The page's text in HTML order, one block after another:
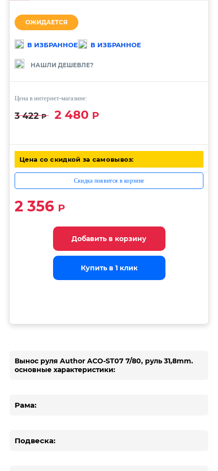
ОЖИДАЕТСЯ
В ИЗБРАННОЕ В ИЗБРАННОЕ
НАШЛИ ДЕШЕВЛЕ?
Цена в интернет-магазине:
3 422Р 2 480 Р
Цена со скидкой за самовывоз:
Скидка появится в корзине
2 356 Р
Добавить в корзину
Добавить в корзину
Добавить в корзину
Купить в 1 клик
Купить в 1 клик
Купить в 1 клик
Вынос руля Author ACO-ST07 7/80, руль 31,8mm.
основные характеристики:
Рама:
Подвеска: